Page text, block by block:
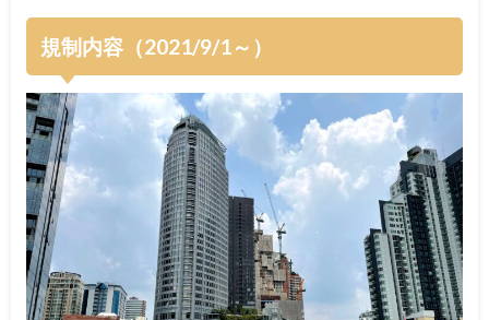
規制内容（2021/9/1～）